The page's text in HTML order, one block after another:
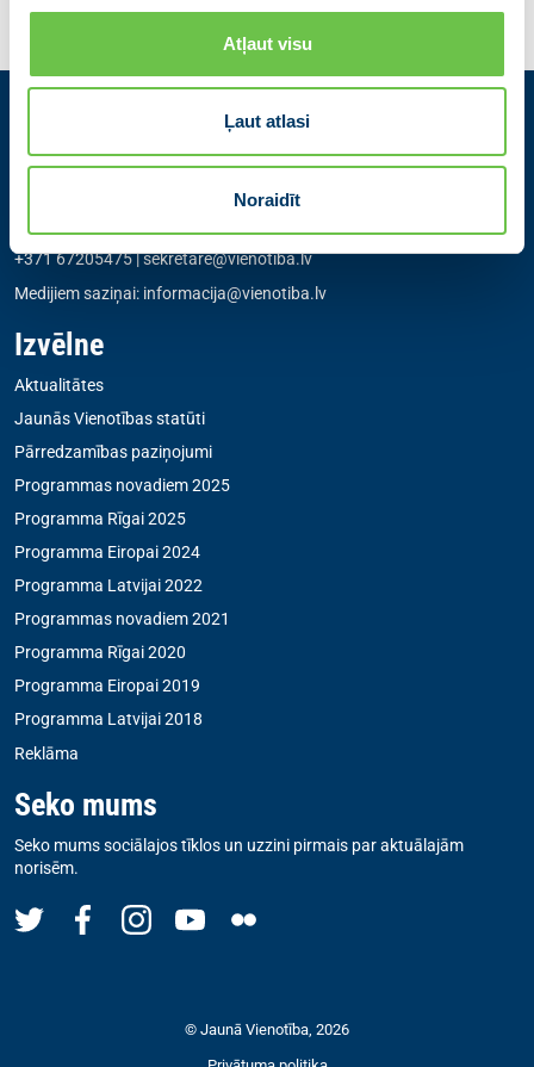
Atļaut visu
Ļaut atlasi
Noraidīt
Kontakti
Partiju apvienība Jaunā VIENOTĪBA
+371 67205475|sekretare@vienotiba.lv
Medijiem saziņai: informacija@vienotiba.lv
Izvēlne
Aktualitātes
Jaunās Vienotības statūti
Pārredzamības paziņojumi
Programmas novadiem 2025
Programma Rīgai 2025
Programma Eiropai 2024
Programma Latvijai 2022
Programmas novadiem 2021
Programma Rīgai 2020
Programma Eiropai 2019
Programma Latvijai 2018
Reklāma
Seko mums
Seko mums sociālajos tīklos un uzzini pirmais par aktuālajām
norisēm.
© Jaunā Vienotība, 2026